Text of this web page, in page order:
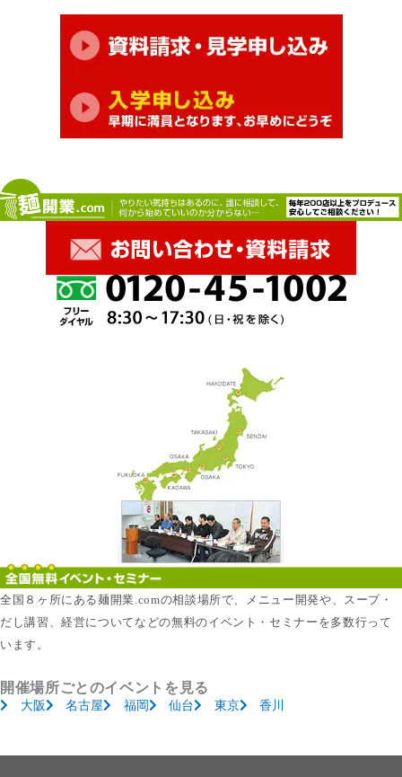
全国８ヶ所にある麺開業.comの相談場所で、メニュー開発や、スープ・
だし講習、経営についてなどの無料のイベント・セミナーを多数行って
います。
開催場所ごとのイベントを見る
大阪 名古屋 福岡 仙台 東京 香川